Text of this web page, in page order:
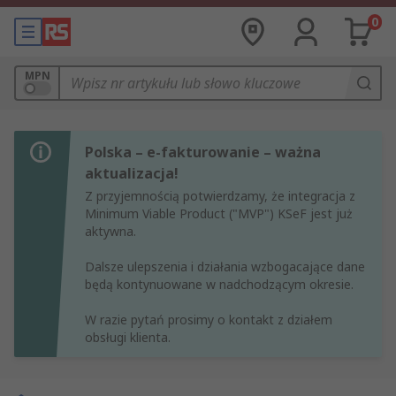
0
MPN
Polska – e-fakturowanie – ważna
aktualizacja!
Z przyjemnością potwierdzamy, że integracja z
Minimum Viable Product ("MVP") KSeF jest już
aktywna.
Dalsze ulepszenia i działania wzbogacające dane
będą kontynuowane w nadchodzącym okresie.
W razie pytań prosimy o kontakt z działem
obsługi klienta.